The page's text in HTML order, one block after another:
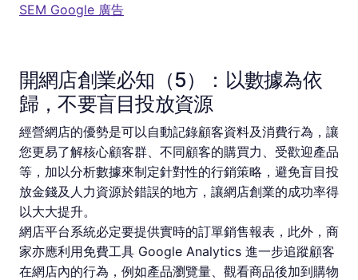
SEM Google 廣告
開網店創業必知（5）：以數據為依
歸，不要盲目投放資源
經營網店的優勢是可以自動記錄顧客資料及消費行為，讓
您更易了解核心顧客群、不同顧客的購買力、受歡迎產品
等，加以分析數據來制定針對性的行銷策略，避免盲目投
放金錢及人力資源於錯誤的地方，讓網店創業的成功率得
以大大提升。
網店平台系統必定要提供實時的訂單銷售報表，此外，商
家亦應利用免費工具 Google Analytics 進一步追蹤顧客
在網店內的行為，例如產品瀏覽量、觀看商品後加到購物